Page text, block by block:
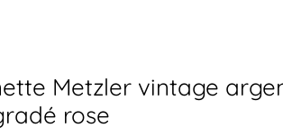
Metzler vintage
rose